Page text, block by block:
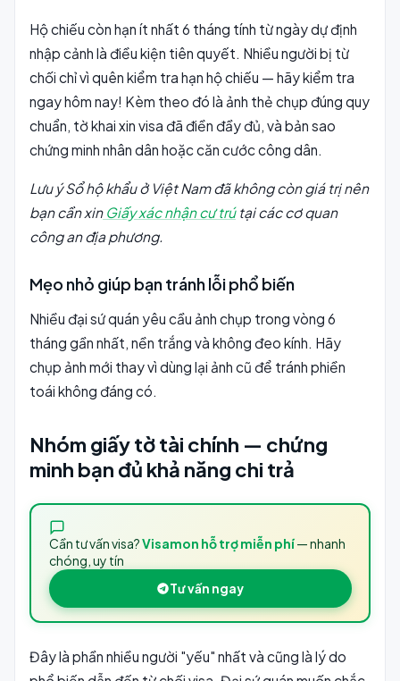
Hộ chiếu còn hạn ít nhất 6 tháng tính từ ngày dự định
nhập cảnh là điều kiện tiên quyết. Nhiều người bị từ
chối chỉ vì quên kiểm tra hạn hộ chiếu — hãy kiểm tra
ngay hôm nay! Kèm theo đó là ảnh thẻ chụp đúng quy
chuẩn, tờ khai xin visa đã điền đầy đủ, và bản sao
chứng minh nhân dân hoặc căn cước công dân.
Lưu ý Sổ hộ khẩu ở Việt Nam đã không còn giá trị nên
bạn cần xinGiấy xác nhận cư trútại các cơ quan
công an địa phương.
Mẹo nhỏ giúp bạn tránh lỗi phổ biến
Nhiều đại sứ quán yêu cầu ảnh chụp trong vòng 6
tháng gần nhất, nền trắng và không đeo kính. Hãy
chụp ảnh mới thay vì dùng lại ảnh cũ để tránh phiền
toái không đáng có.
Nhóm giấy tờ tài chính — chứng
minh bạn đủ khả năng chi trả
Cần tư vấn visa?Visamon hỗ trợ miễn phí— nhanh
chóng, uy tín
Tư vấn ngay
Đây là phần nhiều người "yếu" nhất và cũng là lý do